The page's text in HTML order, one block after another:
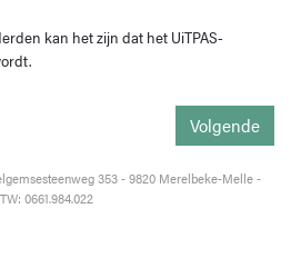
kan het zijn dat het UiTPAS-
Volgende
353 - 9820 Merelbeke-Melle -
0661.984.022